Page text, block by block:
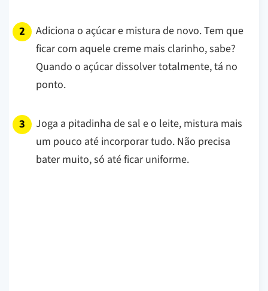
Adiciona o açúcar e mistura de novo. Tem que
ficar com aquele creme mais clarinho, sabe?
Quando o açúcar dissolver totalmente, tá no
ponto.
Joga a pitadinha de sal e o leite, mistura mais
um pouco até incorporar tudo. Não precisa
bater muito, só até ficar uniforme.